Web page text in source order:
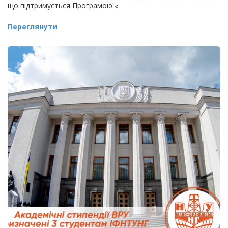
що підтримується Програмою «
Переглянути